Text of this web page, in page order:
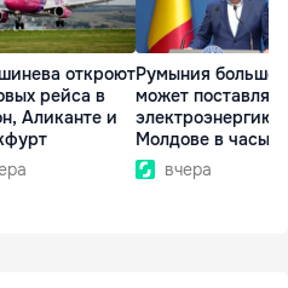
откроют
рейса в
Аликанте и
Румыния больше
может поставлять
электроэнергию
Молдове в часы
вчера